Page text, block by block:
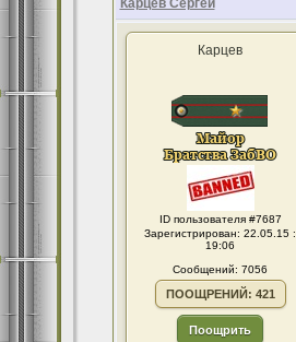
Карцев Сергей
Карцев
ID пользователя #7687
Зарегистрирован: 22.05.15 :
19:06
Сообщений: 7056
ПООЩРЕНИЙ: 421
Поощрить